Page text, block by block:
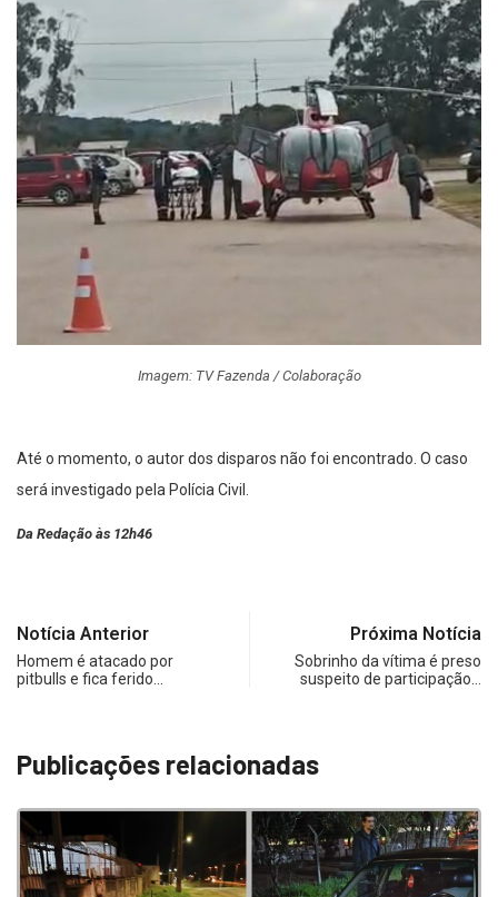
Imagem: TV Fazenda / Colaboração
Até o momento, o autor dos disparos não foi encontrado. O caso
será investigado pela Polícia Civil.
Da Redação às 12h46
Notícia Anterior
Homem é atacado por
pitbulls e fica ferido…
Próxima Notícia
Sobrinho da vítima é preso
suspeito de participação…
Publicações relacionadas